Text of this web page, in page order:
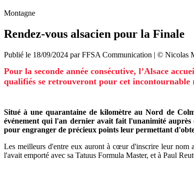
Montagne
Rendez-vous alsacien pour la Finale
Publié le 18/09/2024 parFFSA Communication | © Nicolas
Pour la seconde année consécutive, l’Alsace
qualifiés se retrouveront pour cet incontournable
Situé à une quarantaine de kilomètre au Nord de
événement qui l'an dernier avait fait l'unanimité auprès
pour engranger de précieux points leur permettant
Les meilleurs d'entre eux auront à cœur d'inscrire leur nom
l'avait emporté avec sa Tatuus Formula Master, et à Paul